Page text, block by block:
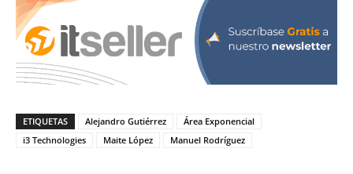
ETIQUETAS Alejandro Gutiérrez
Área Exponencial
i3 Technologies
Maite López Manuel Rodríguez